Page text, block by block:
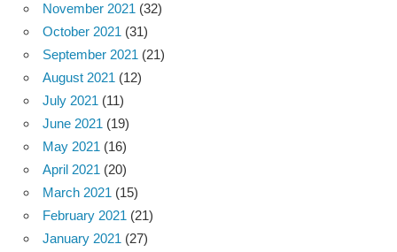
November 2021 (32)
October 2021 (31)
September 2021 (21)
August 2021 (12)
July 2021 (11)
June 2021 (19)
May 2021 (16)
April 2021 (20)
March 2021 (15)
February 2021 (21)
January 2021 (27)